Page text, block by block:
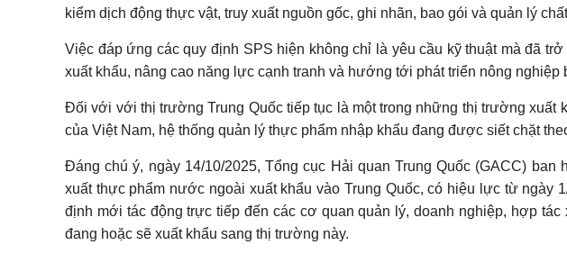
kiểm dịch động thực vật, truy xuất nguồn gốc, ghi nhãn, bao gói và quản lý
Việc đáp ứng các quy định SPS hiện không chỉ là yêu cầu kỹ thuật mà đã
xuất khẩu, nâng cao năng lực cạnh tranh và hướng tới phát triển nông nghiệp
Đối với với thị trường Trung Quốc tiếp tục là một trong những thị trường xuất
của Việt Nam, hệ thống quản lý thực phẩm nhập khẩu đang được siết chặt
Đáng chú ý, ngày 14/10/2025, Tổng cục Hải quan Trung Quốc (GACC)
xuất thực phẩm nước ngoài xuất khẩu vào Trung Quốc, có hiệu lực từ ngày
định mới tác động trực tiếp đến các cơ quan quản lý, doanh nghiệp, hợp
đang hoặc sẽ xuất khẩu sang thị trường này.